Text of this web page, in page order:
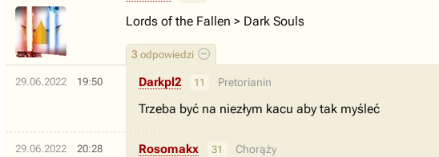
3 odpowiedzi
Lords of the Fallen > Dark Souls
29.06.2022 19:50 Darkpl2 11 Pretorianin
Trzeba być na niezłym kacu aby tak myśleć
29.06.2022 20:28 Rosomakx 31 Chorąży